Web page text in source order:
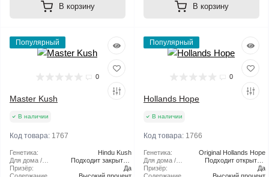
В корзину В корзину
Популярный
0
Master Kush
В наличии
Код товара: 1767
Генетика:
Hindu Kush
Для дома /
улицы:
Подходит закрытый
грунт
Призёр:
Да
Популярный
0
Hollands Hope
В наличии
Код товара: 1766
Генетика:
Original Hollands Hope
Для дома /
улицы:
Подходит открытый
грунт
Призёр:
Да